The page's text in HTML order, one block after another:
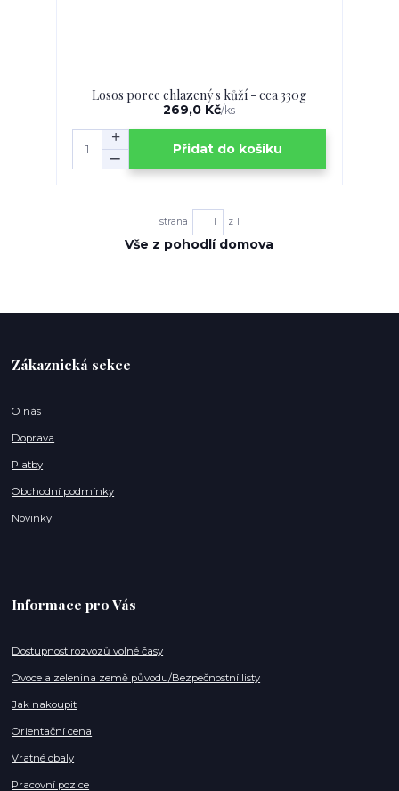
Losos porce chlazený s kůží - cca 330g
269,0 Kč/ks
Přidat do košíku
strana z 1
Vše z pohodlí domova
Zákaznická sekce
O nás
Doprava
Platby
Obchodní podmínky
Novinky
Informace pro Vás
Dostupnost rozvozů volné časy
Ovoce a zelenina země původu/Bezpečnostní listy
Jak nakoupit
Orientační cena
Vratné obaly
Pracovní pozice